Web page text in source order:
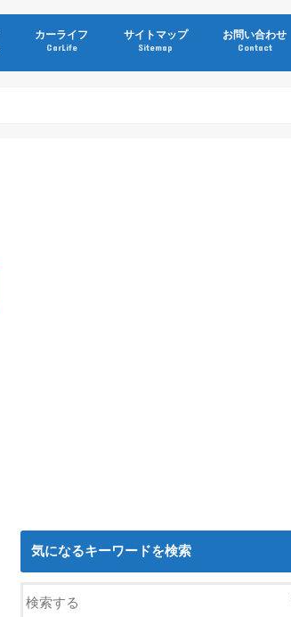
カーライフ
CarLife
サイトマップ
Sitemap
お問い合わせ
Contact
気になるキーワードを検索